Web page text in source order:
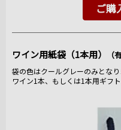
ご購
ワイン用紙袋（1本用） （
袋の色はクールグレーのみとなり
ワイン1本、もしくは1本用ギフ